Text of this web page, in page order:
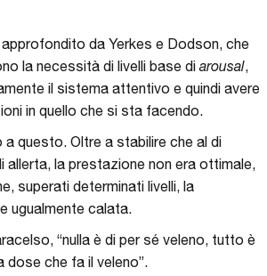
da Yerkes e Dodson, che
la necessità di livelli base diarousal,
il sistema attentivo e quindi avere
in quello che si sta facendo.
a questo. Oltre a stabilire che al di
allerta, la prestazione non era ottimale,
superati determinati livelli, la
ugualmente calata.
“nulla è di per sé veleno, tutto è
dose che fa il veleno”.